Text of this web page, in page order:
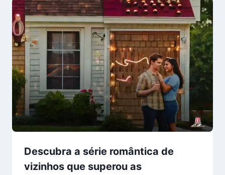
Descubra a série romântica de
vizinhos que superou as